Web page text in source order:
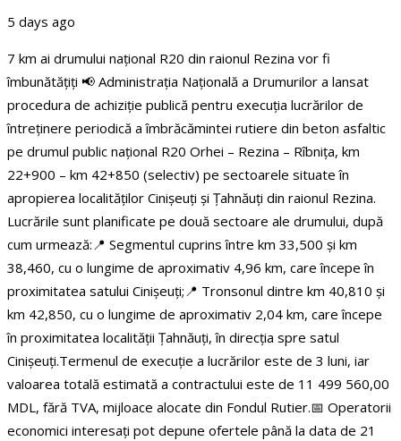
5 days ago
7 km ai drumului național R20 din raionul Rezina vor fi
îmbunătățiți 📢 Administrația Națională a Drumurilor a lansat
procedura de achiziție publică pentru execuția lucrărilor de
întreținere periodică a îmbrăcămintei rutiere din beton asfaltic
pe drumul public național R20 Orhei – Rezina – Rîbnița, km
22+900 – km 42+850 (selectiv) pe sectoarele situate în
apropierea localităților Cinișeuți și Țahnăuți din raionul Rezina.
Lucrările sunt planificate pe două sectoare ale drumului, după
cum urmează:📍 Segmentul cuprins între km 33,500 și km
38,460, cu o lungime de aproximativ 4,96 km, care începe în
proximitatea satului Cinișeuți;📍 Tronsonul dintre km 40,810 și
km 42,850, cu o lungime de aproximativ 2,04 km, care începe
în proximitatea localității Țahnăuți, în direcția spre satul
Cinișeuți.Termenul de execuție a lucrărilor este de 3 luni, iar
valoarea totală estimată a contractului este de 11 499 560,00
MDL, fără TVA, mijloace alocate din Fondul Rutier.📅 Operatorii
economici interesați pot depune ofertele până la data de 21